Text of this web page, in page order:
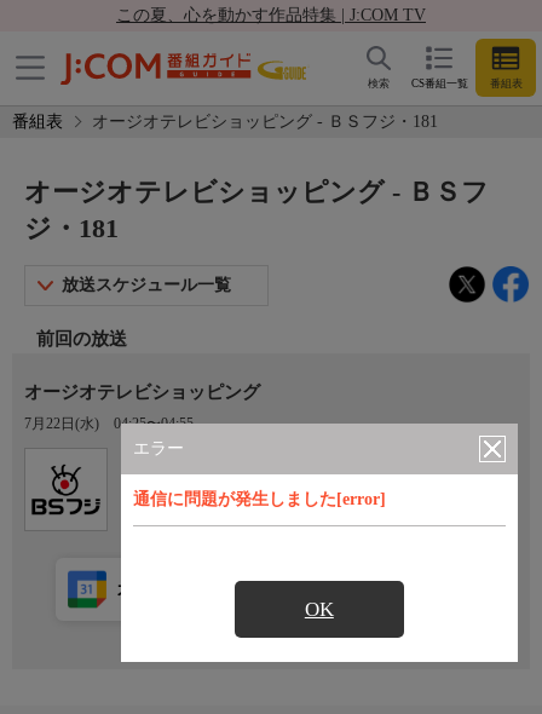
この夏、心を動かす作品特集 | J:COM TV
CS番組一覧 番組表
検索
番組表 オージオテレビショッピング - ＢＳフジ・181
エラー
通信に問題が発生しました[error]
OK
オージオテレビショッピング - ＢＳフ
ジ・181
放送スケジュール一覧
前回の放送
オージオテレビショッピング
7月22日(水) 04:25〜04:55
カレンダー登録 アプリ視聴